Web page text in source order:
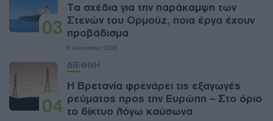
03
Τα σχέδια για την παράκαμψη των
Στενών του Ορμούζ, ποια έργα έχουν
προβάδισμα
8 Αυγούστου 2026
04
ΔΙΕΘΝΗ
Η Βρετανία φρενάρει τις εξαγωγές
ρεύματος προς την Ευρώπη – Στο όριο
το δίκτυο λόγω καύσωνα